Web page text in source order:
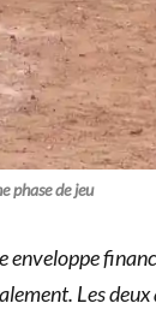
phase de jeu
Les